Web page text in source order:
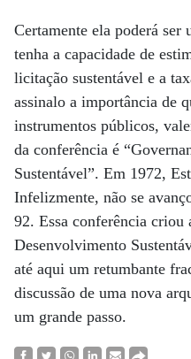
Certamente ela poderá ser
tenha a capacidade de
licitação sustentável e a
assinalo a importância de
instrumentos públicos,
da conferência é
Sustentável”. Em 1972,
Infelizmente, não se
92. Essa conferência criou
Desenvolvimento
até aqui um retumbante
discussão de uma nova
um grande passo.